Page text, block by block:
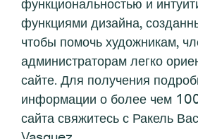
функциональностью и
функциями дизайна,
чтобы помочь художникам,
администраторам легко
сайте. Для получения
информации о более чем
сайта свяжитесь с Ракель